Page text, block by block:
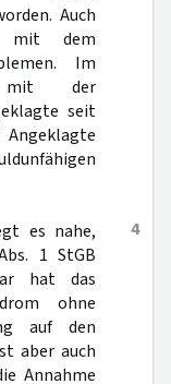
Auch
mit dem
Im
mit der
seit
4
es nahe,
1 StGB
hat das
ohne
auf den
aber auch
Annahme